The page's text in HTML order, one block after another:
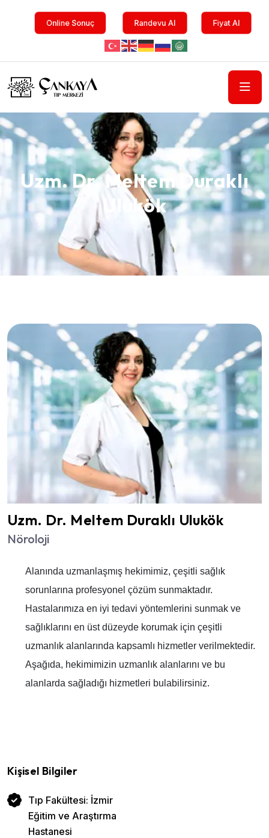
Online Sonuç Randevu Al Fiyat Al
Uzm. Dr. Meltem Duraklı
Ulukök
Uzm. Dr. Meltem Duraklı Ulukök
Nöroloji
Alanında uzmanlaşmış hekimimiz, çeşitli sağlık
sorunlarına profesyonel çözüm sunmaktadır.
Hastalarımıza en iyi tedavi yöntemlerini sunmak ve
sağlıklarını en üst düzeyde korumak için çeşitli
uzmanlık alanlarında kapsamlı hizmetler verilmektedir.
Aşağıda, hekimimizin uzmanlık alanlarını ve bu
alanlarda sağladığı hizmetleri bulabilirsiniz.
Kişisel Bilgiler
Tıp Fakültesi: İzmir
Eğitim ve Araştırma
Hastanesi